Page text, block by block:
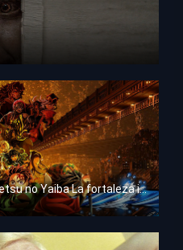
Guardianes de la noche: Kimetsu no Yaiba La fortaleza infinita